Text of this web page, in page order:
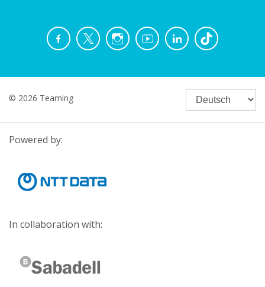
© 2026 Teaming
Powered by:
In collaboration with: